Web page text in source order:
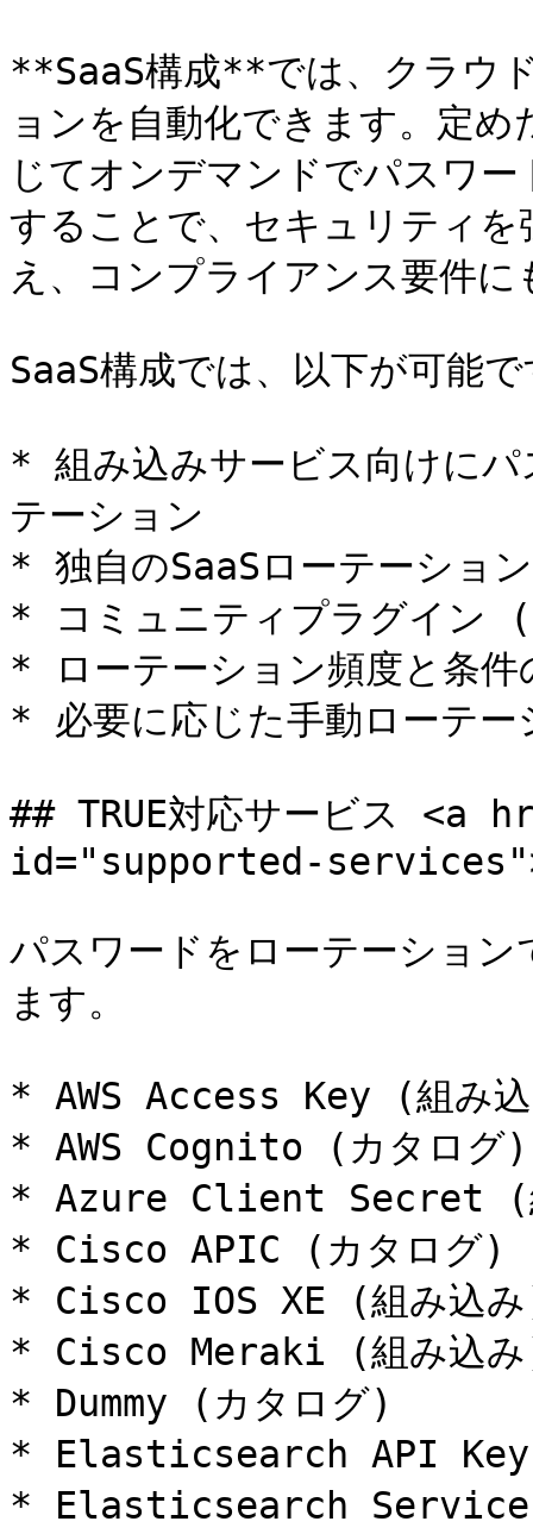
**SaaS構成**では、クラウ
ョンを自動化できます。定
じてオンデマンドでパスワ
することで、セキュリティ
え、コンプライアンス要件に
SaaS構成では、以下が可能
* 組み込みサービス向けに
テーション
* 独自のSaaSローテーショ
* コミュニティプラグイン
* ローテーション頻度と条件
* 必要に応じた手動ローテー
## TRUE対応サービス
id="supported-
パスワードをローテーショ
ます。
* AWS Access Key (組み
* AWS Cognito (カタログ)
* Azure Client Secret (
* Cisco APIC (カタログ)
* Cisco IOS XE (組み込
* Cisco Meraki (組み込
* Dummy (カタログ)
* Elasticsearch API Key
* Elasticsearch Service